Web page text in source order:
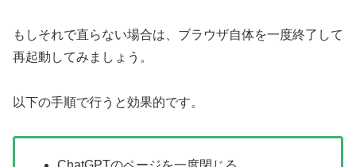
もしそれで直らない場合は、ブラウザ自体を一度終了して
再起動してみましょう。
以下の手順で行うと効果的です。